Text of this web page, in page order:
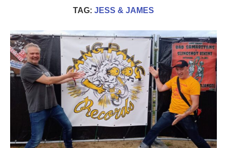
TAG: JESS & JAMES